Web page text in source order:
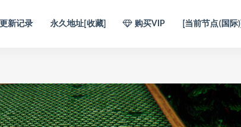
更新记录 永久地址[收藏] 购买VIP [当前节点(国际)]